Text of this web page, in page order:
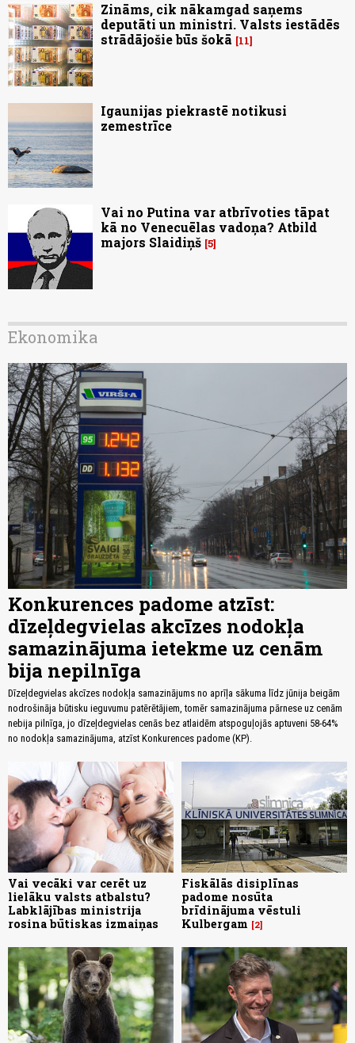
Zināms, cik nākamgad saņems
deputāti un ministri. Valsts iestādēs
strādājošie būs šokā
11
Igaunijas piekrastē notikusi
zemestrīce
Vai no Putina var atbrīvoties tāpat
kā no Venecuēlas vadoņa? Atbild
majors Slaidiņš 5
Ekonomika
Konkurences padome atzīst:
dīzeļdegvielas akcīzes nodokļa
samazinājuma ietekme uz cenām
bija nepilnīga
Dīzeļdegvielas akcīzes nodokļa samazinājums no aprīļa sākuma līdz jūnija beigām
nodrošināja būtisku ieguvumu patērētājiem, tomēr samazinājuma pārnese uz cenām
nebija pilnīga, jo dīzeļdegvielas cenās bez atlaidēm atspoguļojās aptuveni 58-64%
no nodokļa samazinājuma, atzīst Konkurences padome (KP).
Vai vecāki var cerēt uz
lielāku valsts atbalstu?
Labklājības ministrija
rosina būtiskas izmaiņas
Fiskālās disiplīnas
padome nosūta
brīdinājuma vēstuli
Kulbergam
2